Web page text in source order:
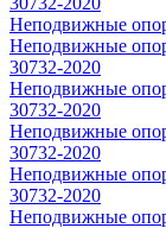
Неподвижные
Неподвижные
30732-2020
Неподвижные
30732-2020
Неподвижные
30732-2020
Неподвижные
30732-2020
Неподвижные